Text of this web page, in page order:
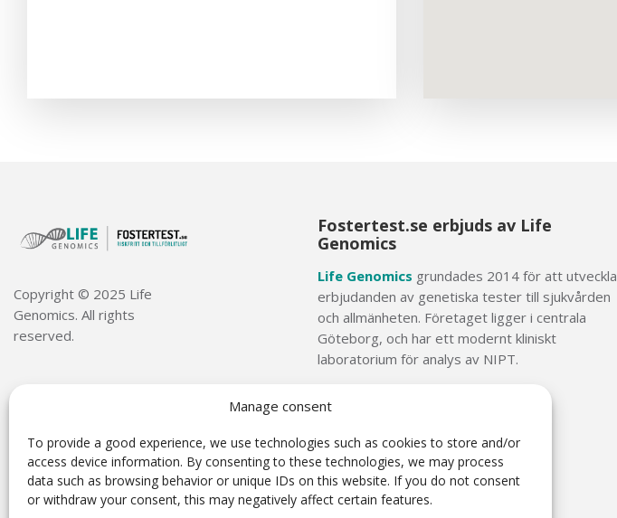
Manage consent
To provide a good experience, we use technologies such as cookies to store and/or
access device information. By consenting to these technologies, we may process
data such as browsing behavior or unique IDs on this website. If you do not consent
or withdraw your consent, this may negatively affect certain features.
Copyright © 2025 Life
Genomics. All rights
reserved.
Fostertest.se erbjuds av Life
Genomics
Life Genomics grundades 2014 för att utveckla
erbjudanden av genetiska tester till sjukvården
och allmänheten. Företaget ligger i centrala
Göteborg, och har ett modernt kliniskt
laboratorium för analys av NIPT.